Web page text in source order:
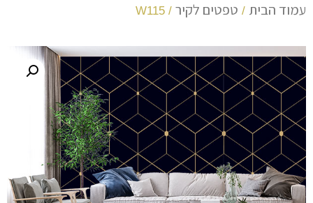
עמוד הבית / טפטים לקיר / W115